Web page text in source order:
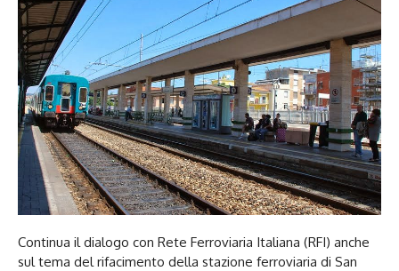
Continua il dialogo con Rete Ferroviaria Italiana (RFI) anche
sul tema del rifacimento della stazione ferroviaria di San